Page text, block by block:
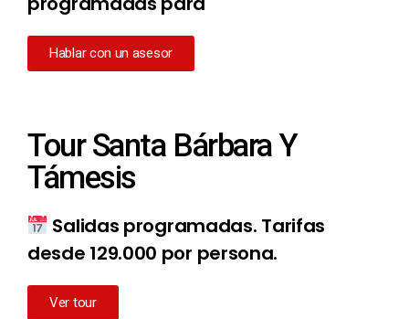
Hablar con un asesor
Tour Santa Bárbara Y
Támesis
Salidas programadas. Tarifas
desde 129.000 por persona.
Ver tour